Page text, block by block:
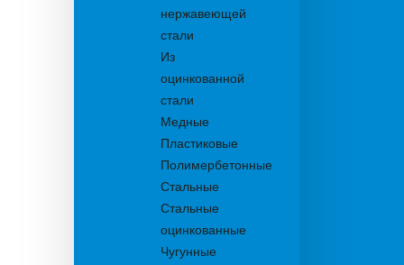
нержавеющей
стали
Из
оцинкованной
стали
Медные
Пластиковые
Полимербетонные
Стальные
Стальные
оцинкованные
Чугунные